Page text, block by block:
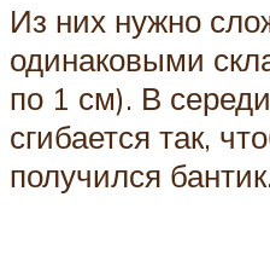
Из них нужно
одинаковыми
по 1 см). В
сгибается так,
получился бантик.